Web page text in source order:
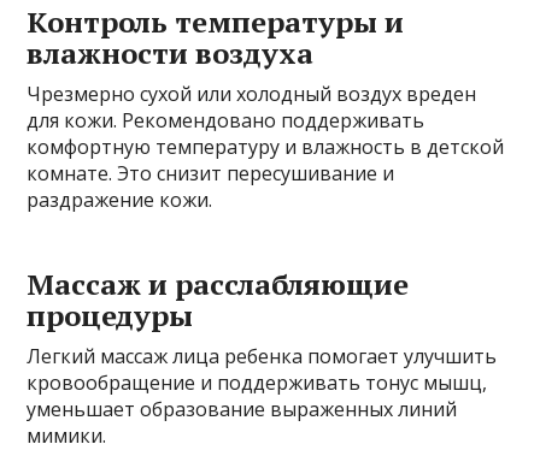
Контроль температуры и
влажности воздуха
Чрезмерно сухой или холодный воздух вреден
для кожи. Рекомендовано поддерживать
комфортную температуру и влажность в детской
комнате. Это снизит пересушивание и
раздражение кожи.
Массаж и расслабляющие
процедуры
Легкий массаж лица ребенка помогает улучшить
кровообращение и поддерживать тонус мышц,
уменьшает образование выраженных линий
мимики.